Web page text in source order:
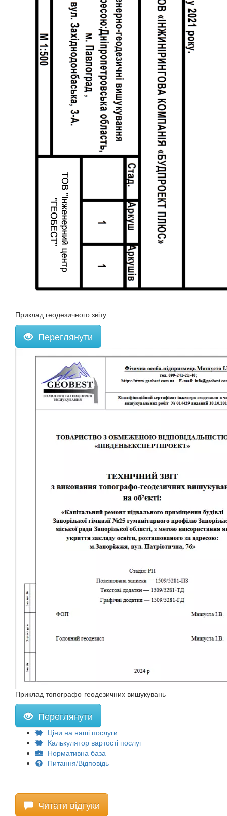
Приклад геодезичного звіту
Переглянути
Приклад топографо-геодезичних вишукувань
Переглянути
Ціни на наші послуги
Калькулятор вартості послуг
Нормативна база
Питання/Відповідь
Читати відгуки